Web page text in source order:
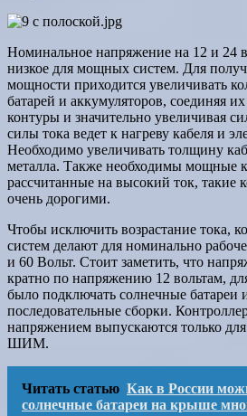
Номинальное напряжение на 12 и 24
низкое для мощных систем. Для
мощности приходится увеличивать
батарей и аккумуляторов, соединяя
контуры и значительно увеличивая
силы тока ведет к нагреву кабеля и
Необходимо увеличивать толщину
металла. Также необходимы мощные
рассчитанные на высокий ток, такие
очень дорогими.
Чтобы исключить возрастание тока,
систем делают для номинально
и 60 Вольт. Стоит заметить, что
кратно по напряжению 12 вольтам,
было подключать солнечные батареи
последовательные сборки.
напряжением выпускаются только
ШИМ.
Читать статью Как в России
солнечные батареи на крыше